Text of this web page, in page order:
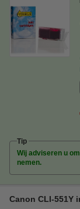
Tip
Wij adviseren u
nemen.
Canon CLI-551Y